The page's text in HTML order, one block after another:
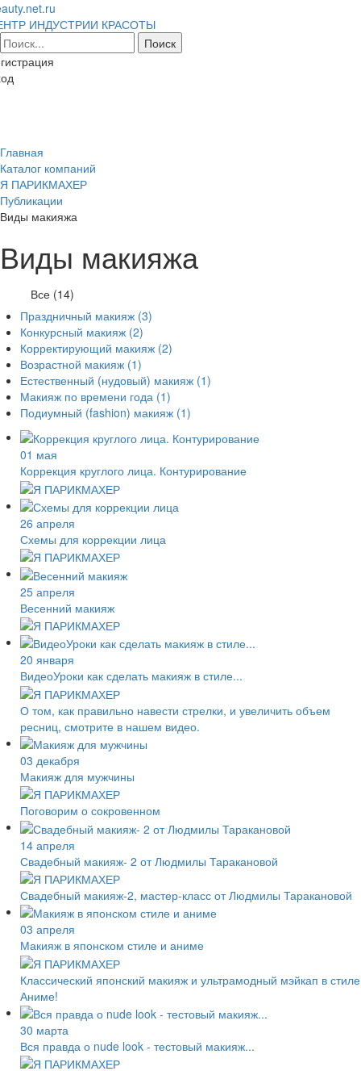
ИНДУСТРИИ КРАСОТЫ
Главная
Каталог компаний
Я ПАРИКМАХЕР
Публикации
Виды макияжа
Виды макияжа
Все (14)
Праздничный макияж (3)
Конкурсный макияж (2)
Корректирующий макияж (2)
Возрастной макияж (1)
Естественный (нудовый) макияж (1)
Макияж по времени года (1)
Подиумный (fashion) макияж (1)
01 мая
Коррекция круглого лица. Контурирование
26 апреля
Схемы для коррекции лица
25 апреля
Весенний макияж
20 января
ВидеоУроки как сделать макияж в стиле...
О том, как правильно навести стрелки, и увеличить объем
ресниц, смотрите в нашем видео.
03 декабря
Макияж для мужчины
Поговорим о сокровенном
14 апреля
Свадебный макияж- 2 от Людмилы Таракановой
Свадебный макияж-2, мастер-класс от Людмилы Таракановой
03 апреля
Макияж в японском стиле и аниме
Классический японский макияж и ультрамодный мэйкап в стиле
Аниме!
30 марта
Вся правда о nude look - тестовый макияж...